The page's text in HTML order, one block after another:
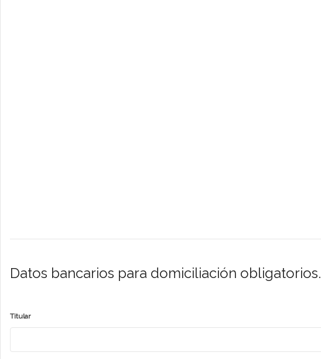
Datos bancarios para domiciliación obligatorios.
Titular